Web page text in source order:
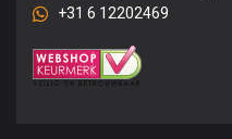
+31 6 12202469